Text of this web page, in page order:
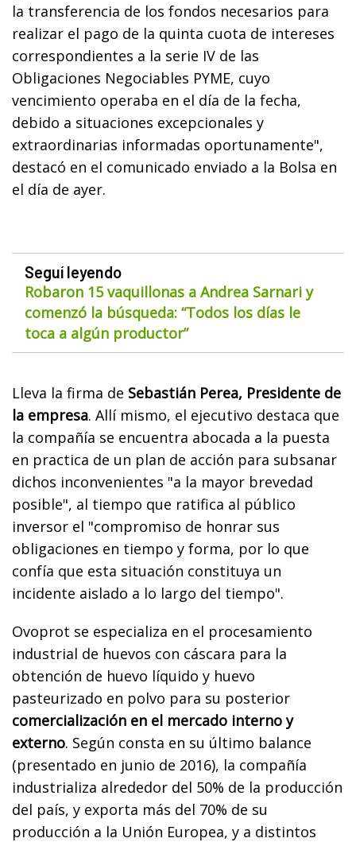
la transferencia de los fondos necesarios para
realizar el pago de la quinta cuota de intereses
correspondientes a la serie IV de las
Obligaciones Negociables PYME, cuyo
vencimiento operaba en el día de la fecha,
debido a situaciones excepcionales y
extraordinarias informadas oportunamente",
destacó en el comunicado enviado a la Bolsa en
el día de ayer.
Seguí leyendo
Robaron 15 vaquillonas a Andrea Sarnari y
comenzó la búsqueda: “Todos los días le
toca a algún productor”
Lleva la firma de Sebastián Perea, Presidente de
la empresa. Allí mismo, el ejecutivo destaca que
la compañía se encuentra abocada a la puesta
en practica de un plan de acción para subsanar
dichos inconvenientes "a la mayor brevedad
posible", al tiempo que ratifica al público
inversor el "compromiso de honrar sus
obligaciones en tiempo y forma, por lo que
confía que esta situación constituya un
incidente aislado a lo largo del tiempo".
Ovoprot se especializa en el procesamiento
industrial de huevos con cáscara para la
obtención de huevo líquido y huevo
pasteurizado en polvo para su posterior
comercialización en el mercado interno y
externo. Según consta en su último balance
(presentado en junio de 2016), la compañía
industrializa alrededor del 50% de la producción
del país, y exporta más del 70% de su
producción a la Unión Europea, y a distintos